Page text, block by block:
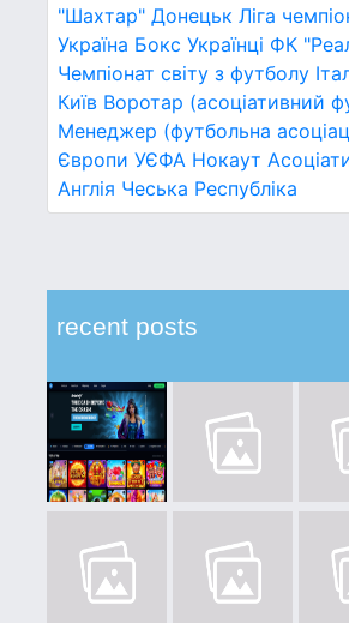
"Шахтар" Донецьк Ліга
Україна Бокс Українці ФК
Чемпіонат світу з футболу
Київ Воротар (асоціативний
Менеджер (футбольна
Європи УЄФА Нокаут
Англія Чеська Республіка
recent posts